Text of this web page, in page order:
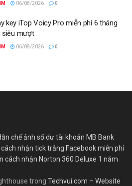
06/08/2026 0
key iTop Voicy Pro miễn phí 6 tháng
siêu mượt
06/08/2026 0
chế ảnh số dư tài khoản MB Bank
nhận tick trắng Facebook miễn phí
cách nhận Norton 360 Deluxe 1 năm
trong Techvui.com – Website